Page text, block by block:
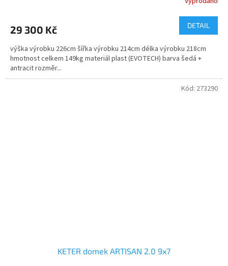
29 300 Kč DETAIL
výška výrobku 226cm šířka výrobku 214cm délka výrobku 218cm
hmotnost celkem 149kg materiál plast (EVOTECH) barva šedá +
antracit rozměr...
KETER domek ARTISAN 2.0 9x7
Kód: 273290